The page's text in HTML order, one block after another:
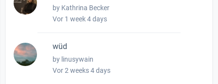
by Kathrina Becker
Vor 1 week 4 days
wüd
by linusywain
Vor 2 weeks 4 days